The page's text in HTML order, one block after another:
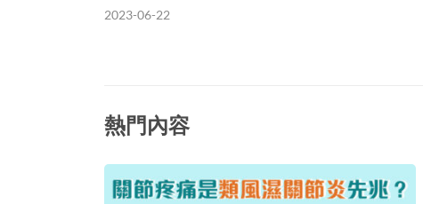
2023-06-22
熱門內容